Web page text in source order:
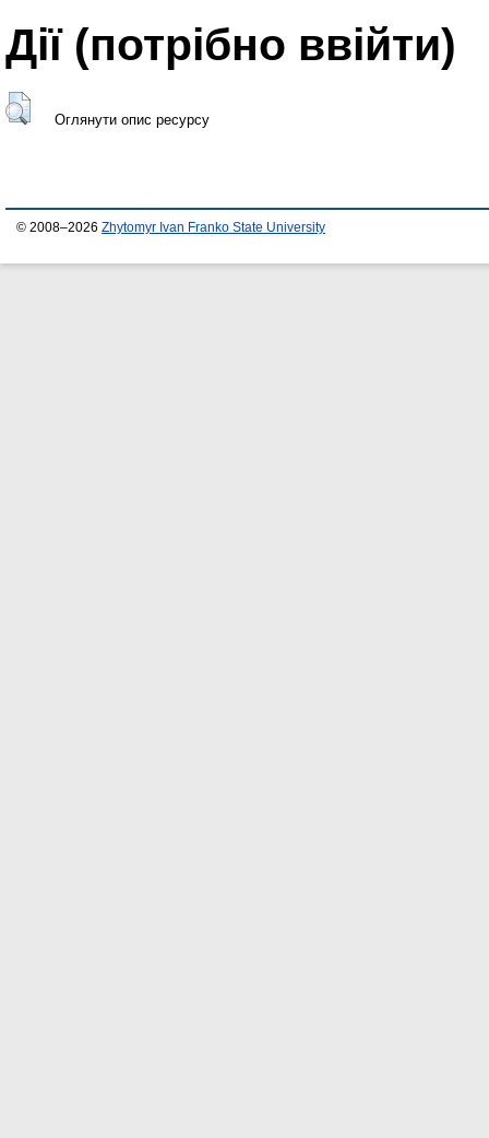
Дії ​​(потрібно ввійти)
Оглянути опис ресурсу
© 2008–2026 Zhytomyr Ivan Franko State University